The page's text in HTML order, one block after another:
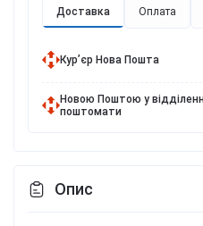
Доставка Оплата
Курʼєр Нова Пошта
Новою Поштою у
поштомати
Опис